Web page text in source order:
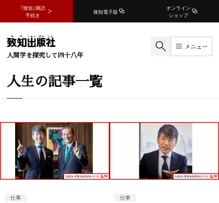
『致知』購読
手続き
致知電子版
オンライン
ショップ
人間学を探究して四十八年
メニュー
人生の記事一覧
仕事 仕事